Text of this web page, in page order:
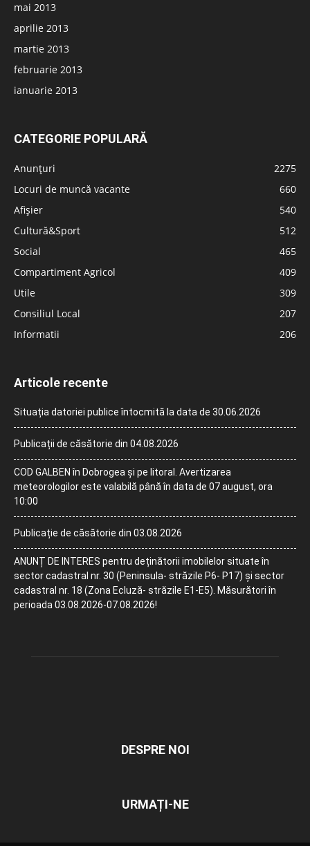
mai 2013
aprilie 2013
martie 2013
februarie 2013
ianuarie 2013
CATEGORIE POPULARĂ
Anunțuri
2275
Locuri de muncă vacante
660
Afișier
540
Cultură&Sport
512
Social
465
Compartiment Agricol
409
Utile
309
Consiliul Local
207
Informatii
206
Articole recente
Situația datoriei publice întocmită la data de 30.06.2026
Publicații de căsătorie din 04.08.2026
COD GALBEN în Dobrogea și pe litoral. Avertizarea
meteorologilor este valabilă până în data de 07 august, ora
10:00
Publicație de căsătorie din 03.08.2026
ANUNȚ DE INTERES pentru deținătorii imobilelor situate în
sector cadastral nr. 30 (Peninsula- străzile P6- P17) și sector
cadastral nr. 18 (Zona Ecluză- străzile E1-E5). Măsurători în
perioada 03.08.2026-07.08.2026!
DESPRE NOI
URMAȚI-NE